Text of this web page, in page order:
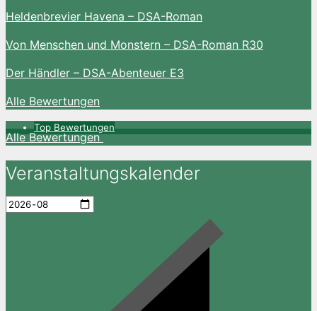
Heldenbrevier Havena – DSA-Roman
Von Menschen und Monstern – DSA-Roman R30
Der Händler – DSA-Abenteuer E3
Alle Bewertungen
Top Bewertungen
Alle Bewertungen
Veranstaltungskalender